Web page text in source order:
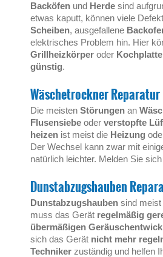
Backöfen und Herde sind
etwas kaputt, können viele
Scheiben, ausgefallene
elektrisches Problem hin. Hier
Grillheizkörper oder
günstig.
Wäschetrockner Reparatur
Die meisten Störungen an
Flusensiebe oder verstopfte
heizen ist meist die Heizung
Der Wechsel kann zwar mit
natürlich leichter. Melden Sie
Dunstabzugshauben
Dunstabzugshauben sind
muss das Gerät regelmäßig
übermäßigen
sich das Gerät nicht mehr
Techniker zuständig und helfen